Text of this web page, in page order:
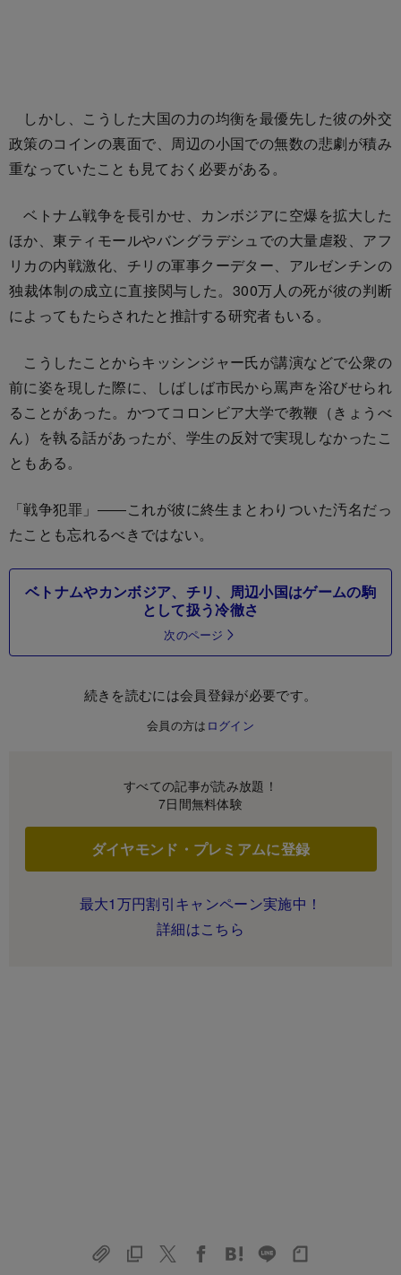
しかし、こうした大国の力の均衡を最優先した彼の外交
政策のコインの裏面で、周辺の小国での無数の悲劇が積み
重なっていたことも見ておく必要がある。
ベトナム戦争を長引かせ、カンボジアに空爆を拡大した
ほか、東ティモールやバングラデシュでの大量虐殺、アフ
リカの内戦激化、チリの軍事クーデター、アルゼンチンの
独裁体制の成立に直接関与した。300万人の死が彼の判断
によってもたらされたと推計する研究者もいる。
こうしたことからキッシンジャー氏が講演などで公衆の
前に姿を現した際に、しばしば市民から罵声を浴びせられ
ることがあった。かつてコロンビア大学で教鞭（きょうべ
ん）を執る話があったが、学生の反対で実現しなかったこ
ともある。
「戦争犯罪」――これが彼に終生まとわりついた汚名だっ
たことも忘れるべきではない。
ベトナムやカンボジア、チリ、周辺小国はゲームの駒
として扱う冷徹さ
次のページ
続きを読むには会員登録が必要です。
会員の方は ログイン
すべての記事が読み放題！
7日間無料体験
ダイヤモンド・プレミアムに登録
最大1万円割引キャンペーン実施中！
詳細はこちら